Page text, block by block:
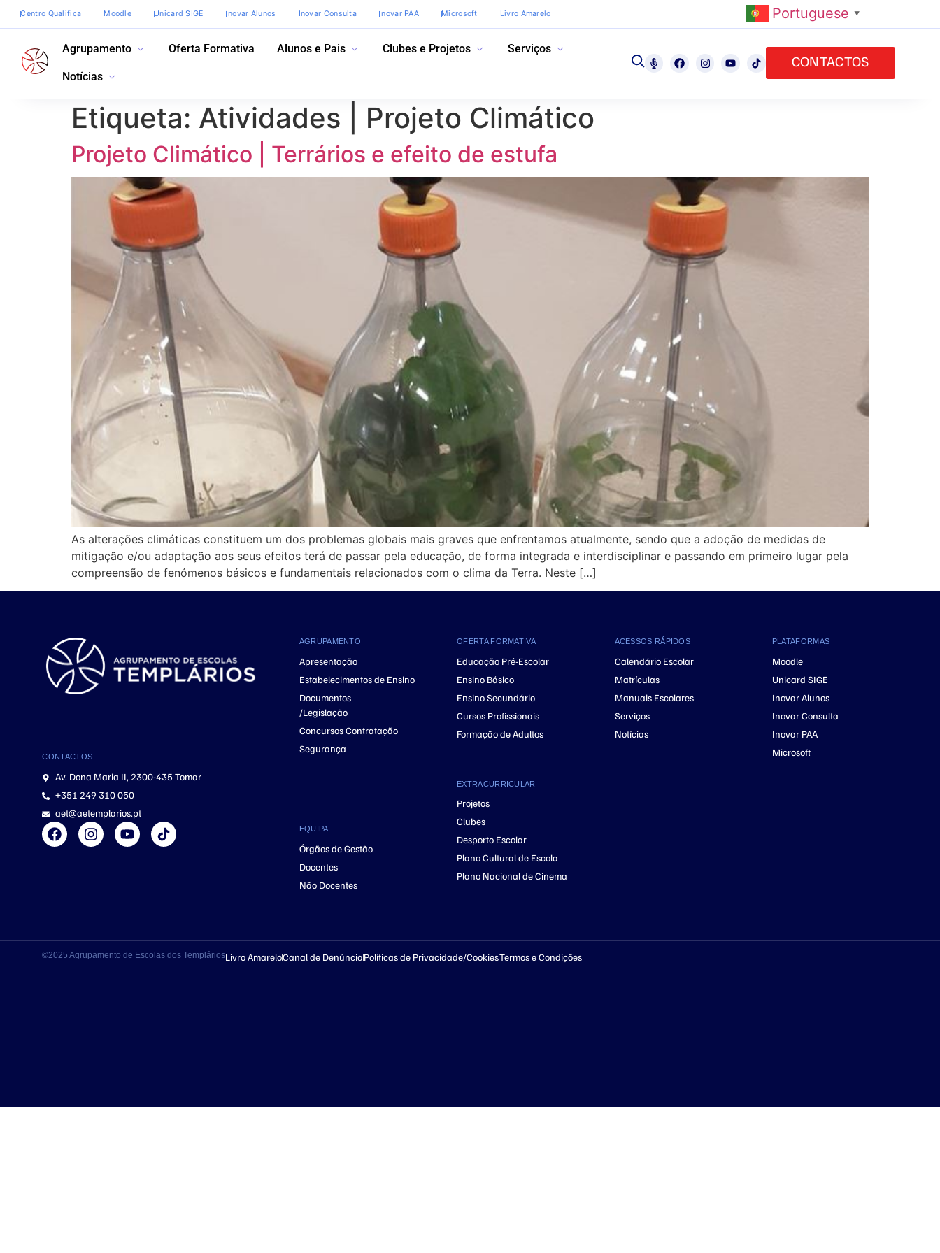
Centro Qualifica Moodle Unicard SIGE Inovar Alunos Inovar Consulta Inovar PAA Microsoft Livro Amarelo Portuguese ▼
Agrupamento Oferta Formativa Alunos e Pais Clubes e Projetos Serviços
Notícias
CONTACTOS
Etiqueta: Atividades | Projeto Climático
Projeto Climático | Terrários e efeito de estufa
As alterações climáticas constituem um dos problemas globais mais graves que enfrentamos atualmente, sendo que a adoção de medidas de
mitigação e/ou adaptação aos seus efeitos terá de passar pela educação, de forma integrada e interdisciplinar e passando em primeiro lugar pela
compreensão de fenómenos básicos e fundamentais relacionados com o clima da Terra. Neste […]
CONTACTOS
Av. Dona Maria II, 2300-435 Tomar
+351 249 310 050
aet@aetemplarios.pt
AGRUPAMENTO
Apresentação
Estabelecimentos de Ensino
Documentos
/Legislação
Concursos Contratação
Segurança
EQUIPA
Órgãos de Gestão
Docentes
Não Docentes
OFERTA FORMATIVA
Educação Pré-Escolar
Ensino Básico
Ensino Secundário
Cursos Profissionais
Formação de Adultos
EXTRACURRICULAR
Projetos
Clubes
Desporto Escolar
Plano Cultural de Escola
Plano Nacional de Cinema
ACESSOS RÁPIDOS
Calendário Escolar
Matrículas
Manuais Escolares
Serviços
Notícias
PLATAFORMAS
Moodle
Unicard SIGE
Inovar Alunos
Inovar Consulta
Inovar PAA
Microsoft
©2025 Agrupamento de Escolas dos TempláriosLivro AmareloCanal de DenúnciaPolíticas de Privacidade/CookiesTermos e Condições